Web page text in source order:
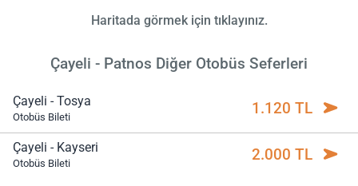
Haritada görmek için tıklayınız.
Çayeli - Patnos Diğer Otobüs Seferleri
Çayeli - Tosya
Otobüs Bileti 1.120 TL
Çayeli - Kayseri
Otobüs Bileti 2.000 TL